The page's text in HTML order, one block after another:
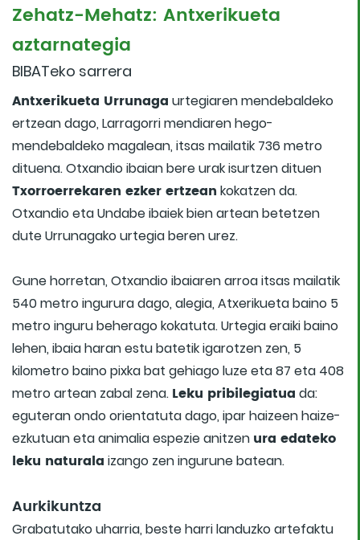
Zehatz-Mehatz: Antxerikueta
aztarnategia
BIBATeko sarrera
Antxerikueta Urrunaga urtegiaren mendebaldeko
ertzean dago, Larragorri mendiaren hego-
mendebaldeko magalean, itsas mailatik 736 metro
dituena. Otxandio ibaian bere urak isurtzen dituen
Txorroerrekaren ezker ertzean kokatzen da.
Otxandio eta Undabe ibaiek bien artean betetzen
dute Urrunagako urtegia beren urez.
Gune horretan, Otxandio ibaiaren arroa itsas mailatik
540 metro ingurura dago, alegia, Atxerikueta baino 5
metro inguru beherago kokatuta. Urtegia eraiki baino
lehen, ibaia haran estu batetik igarotzen zen, 5
kilometro baino pixka bat gehiago luze eta 87 eta 408
metro artean zabal zena. Leku pribilegiatua da:
eguteran ondo orientatuta dago, ipar haizeen haize-
ezkutuan eta animalia espezie anitzen ura edateko
leku naturala izango zen ingurune batean.
Aurkikuntza
Grabatutako uharria, beste harri landuzko artefaktu